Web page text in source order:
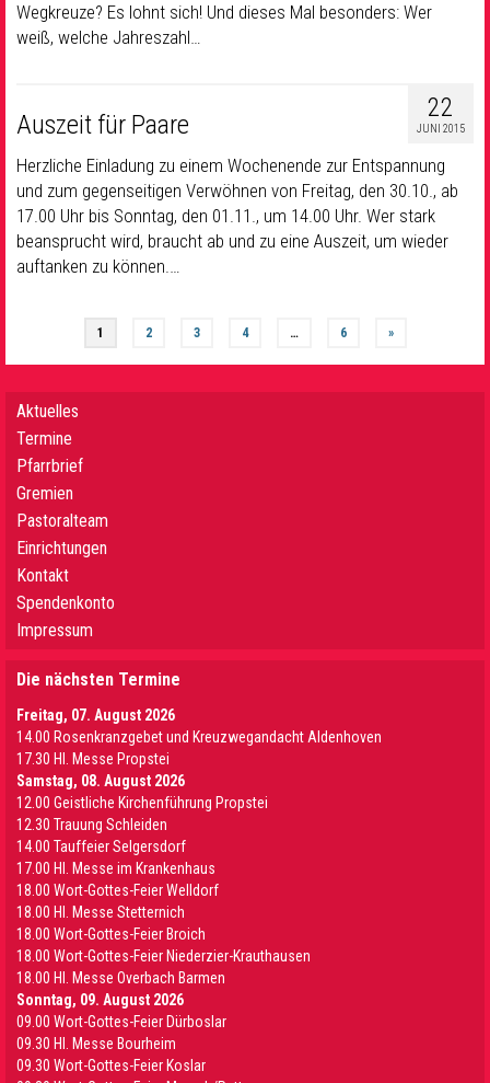
Wegkreuze? Es lohnt sich! Und dieses Mal besonders: Wer
weiß, welche Jahreszahl…
22
JUNI 2015
Auszeit für Paare
Herzliche Einladung zu einem Wochenende zur Entspannung
und zum gegenseitigen Verwöhnen von Freitag, den 30.10., ab
17.00 Uhr bis Sonntag, den 01.11., um 14.00 Uhr. Wer stark
beansprucht wird, braucht ab und zu eine Auszeit, um wieder
auftanken zu können.…
1 2 3 4 … 6 »
Aktuelles
Termine
Pfarrbrief
Gremien
Pastoralteam
Einrichtungen
Kontakt
Spendenkonto
Impressum
Die nächsten Termine
Freitag, 07. August 2026
14.00 Rosenkranzgebet und Kreuzwegandacht Aldenhoven
17.30 Hl. Messe Propstei
Samstag, 08. August 2026
12.00 Geistliche Kirchenführung Propstei
12.30 Trauung Schleiden
14.00 Tauffeier Selgersdorf
17.00 Hl. Messe im Krankenhaus
18.00 Wort-Gottes-Feier Welldorf
18.00 Hl. Messe Stetternich
18.00 Wort-Gottes-Feier Broich
18.00 Wort-Gottes-Feier Niederzier-Krauthausen
18.00 Hl. Messe Overbach Barmen
Sonntag, 09. August 2026
09.00 Wort-Gottes-Feier Dürboslar
09.30 HI. Messe Bourheim
09.30 Wort-Gottes-Feier Koslar